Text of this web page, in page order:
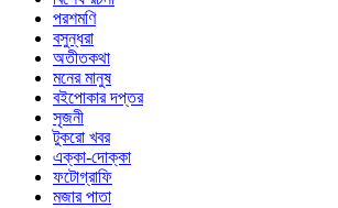
পরশমণি
বসুন্ধরা
অতীতকথা
মনের মানুষ
বইপোকার দপ্তর
সৃজনী
টুকরো খবর
এক্কা-দোক্কা
ফটোগ্রাফি
মজার পাতা